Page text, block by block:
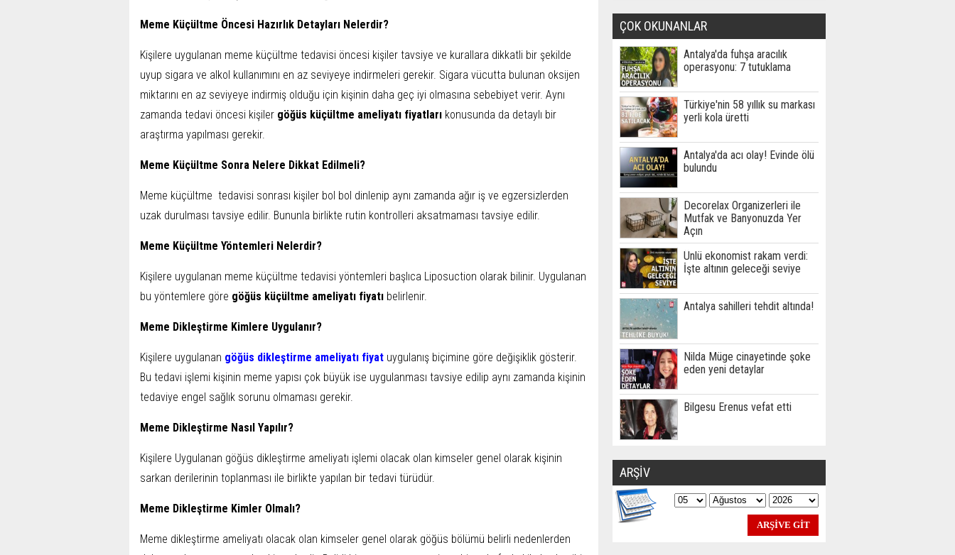
Meme Küçültme Öncesi Hazırlık Detayları Nelerdir?
Kişilere uygulanan meme küçültme tedavisi öncesi kişiler tavsiye ve kurallara dikkatli bir şekilde
uyup sigara ve alkol kullanımını en az seviyeye indirmeleri gerekir. Sigara vücutta bulunan oksijen
miktarını en az seviyeye indirmiş olduğu için kişinin daha geç iyi olmasına sebebiyet verir. Aynı
zamanda tedavi öncesi kişiler göğüs küçültme ameliyatı fiyatları konusunda da detaylı bir
araştırma yapılması gerekir.
Meme Küçültme Sonra Nelere Dikkat Edilmeli?
Meme küçültme tedavisi sonrası kişiler bol bol dinlenip aynı zamanda ağır iş ve egzersizlerden
uzak durulması tavsiye edilir. Bununla birlikte rutin kontrolleri aksatmaması tavsiye edilir.
Meme Küçültme Yöntemleri Nelerdir?
Kişilere uygulanan meme küçültme tedavisi yöntemleri başlıca Liposuction olarak bilinir. Uygulanan
bu yöntemlere göre göğüs küçültme ameliyatı fiyatı belirlenir.
Meme Dikleştirme Kimlere Uygulanır?
Kişilere uygulanan göğüs dikleştirme ameliyatı fiyat uygulanış biçimine göre değişiklik gösterir.
Bu tedavi işlemi kişinin meme yapısı çok büyük ise uygulanması tavsiye edilip aynı zamanda kişinin
tedaviye engel sağlık sorunu olmaması gerekir.
Meme Dikleştirme Nasıl Yapılır?
Kişilere Uygulanan göğüs dikleştirme ameliyatı işlemi olacak olan kimseler genel olarak kişinin
sarkan derilerinin toplanması ile birlikte yapılan bir tedavi türüdür.
Meme Dikleştirme Kimler Olmalı?
Meme dikleştirme ameliyatı olacak olan kimseler genel olarak göğüs bölümü belirli nedenlerden
ÇOK OKUNANLAR
Antalya'da fuhşa aracılık
operasyonu: 7 tutuklama
Türkiye'nin 58 yıllık su markası
yerli kola üretti
Antalya'da acı olay! Evinde ölü
bulundu
Decorelax Organizerleri ile
Mutfak ve Banyonuzda Yer
Açın
Ünlü ekonomist rakam verdi:
İşte altının geleceği seviye
Antalya sahilleri tehdit altında!
Nilda Müge cinayetinde şoke
eden yeni detaylar
Bilgesu Erenus vefat etti
ARŞİV